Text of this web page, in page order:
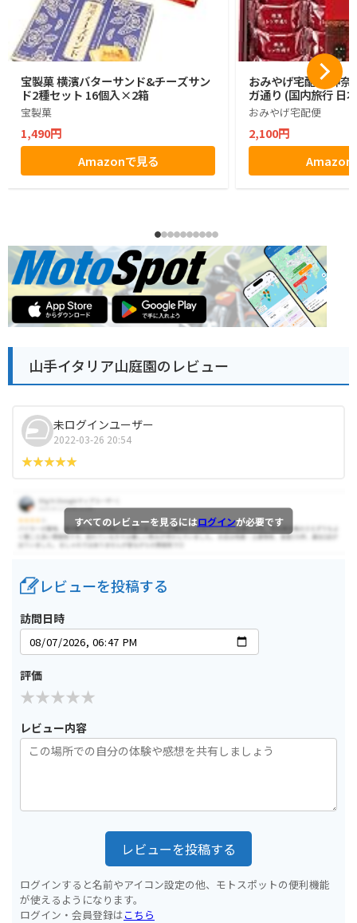
宝製菓 横濱バターサンド&チーズサン
ド2種セット 16個入×2箱
宝製菓
1,490円
Amazonで見る
おみやげ宅配便 神奈
ガ通り (国内旅行 日
おみやげ宅配便
2,100円
Amazon
山手イタリア山庭園のレビュー
未ログインユーザー
2022-03-26 20:54
すべてのレビューを見るにはログインが必要です
レビューを投稿する
訪問日時
評価
レビュー内容
レビューを投稿する
ログインすると名前やアイコン設定の他、モトスポットの便利機能
が使えるようになります。
ログイン・会員登録はこちら